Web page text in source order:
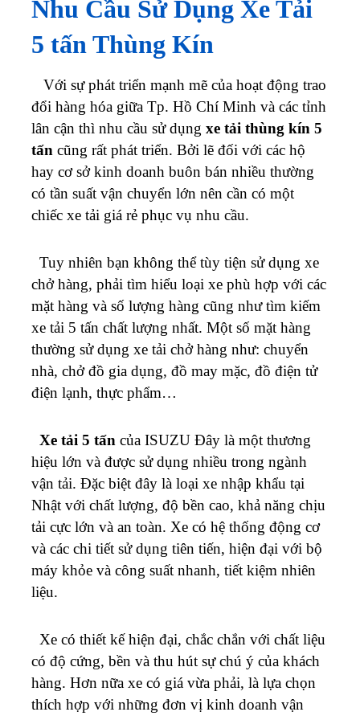
Nhu Cầu Sử Dụng Xe Tải
5 tấn Thùng Kín
Với sự phát triển mạnh mẽ của hoạt động trao
đổi hàng hóa giữa Tp. Hồ Chí Minh và các tỉnh
lân cận thì nhu cầu sử dụng xe tải thùng kín 5
tấn cũng rất phát triển. Bởi lẽ đối với các hộ
hay cơ sở kinh doanh buôn bán nhiều thường
có tần suất vận chuyển lớn nên cần có một
chiếc xe tải giá rẻ phục vụ nhu cầu.
Tuy nhiên bạn không thể tùy tiện sử dụng xe
chở hàng, phải tìm hiểu loại xe phù hợp với các
mặt hàng và số lượng hàng cũng như tìm kiếm
xe tải 5 tấn chất lượng nhất. Một số mặt hàng
thường sử dụng xe tải chở hàng như: chuyển
nhà, chở đồ gia dụng, đồ may mặc, đồ điện tử
điện lạnh, thực phẩm…
Xe tải 5 tấn của ISUZU Đây là một thương
hiệu lớn và được sử dụng nhiều trong ngành
vận tải. Đặc biệt đây là loại xe nhập khẩu tại
Nhật với chất lượng, độ bền cao, khả năng chịu
tải cực lớn và an toàn. Xe có hệ thống động cơ
và các chi tiết sử dụng tiên tiến, hiện đại với bộ
máy khỏe và công suất nhanh, tiết kiệm nhiên
liệu.
Xe có thiết kế hiện đại, chắc chắn với chất liệu
có độ cứng, bền và thu hút sự chú ý của khách
hàng. Hơn nữa xe có giá vừa phải, là lựa chọn
thích hợp với những đơn vị kinh doanh vận